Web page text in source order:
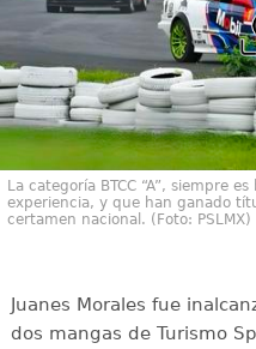
La categoría BTCC “A”, siempre
experiencia, y que han ganado
certamen nacional. (Foto: PSLMX)
Juanes Morales fue
dos mangas de Turismo